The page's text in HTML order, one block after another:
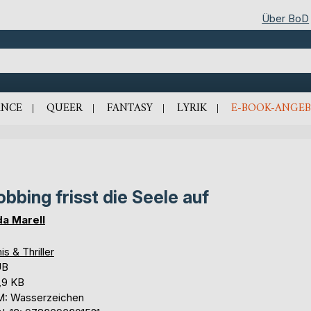
Über BoD
QUEER FANTASY LYRIK E-BOOK-
frisst die Seele auf
Marell
& Thriller
KB
Wasserzeichen